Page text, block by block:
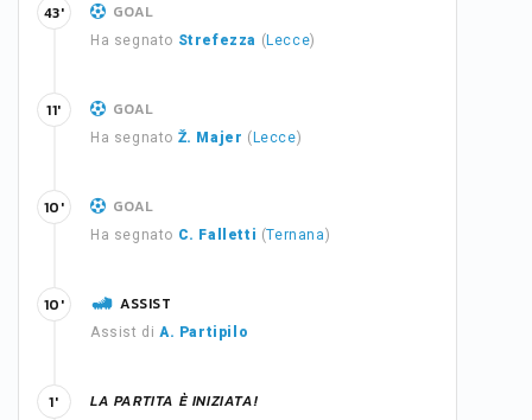
GOAL
Ha segnato Strefezza ( Lecce)
43'
GOAL
Ha segnato Ž. Majer ( Lecce)
11'
GOAL
Ha segnato C. Falletti (Ternana)
10'
ASSIST
Assist di A. Partipilo
10'
LA PARTITA È INIZIATA!
1'